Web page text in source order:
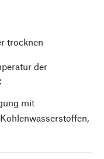
trocknen
der
mit